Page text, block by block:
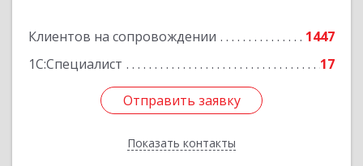
Клиентов на сопровождении
1447
1С:Специалист
17
Отправить заявку
Показать контакты
Отправить заявку
Назад